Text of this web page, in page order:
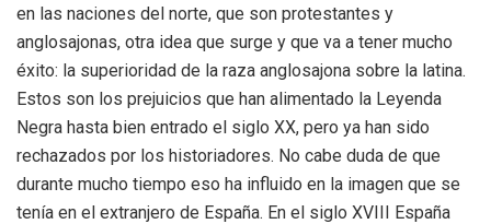
en las naciones del norte, que son protestantes y
anglosajonas, otra idea que surge y que va a tener mucho
éxito: la superioridad de la raza anglosajona sobre la latina.
Estos son los prejuicios que han alimentado la Leyenda
Negra hasta bien entrado el siglo XX, pero ya han sido
rechazados por los historiadores. No cabe duda de que
durante mucho tiempo eso ha influido en la imagen que se
tenía en el extranjero de España. En el siglo XVIII España